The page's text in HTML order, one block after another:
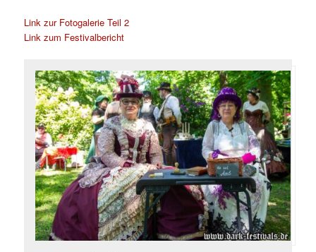
Link zur Fotogalerie Teil 2
Link zum Festivalbericht